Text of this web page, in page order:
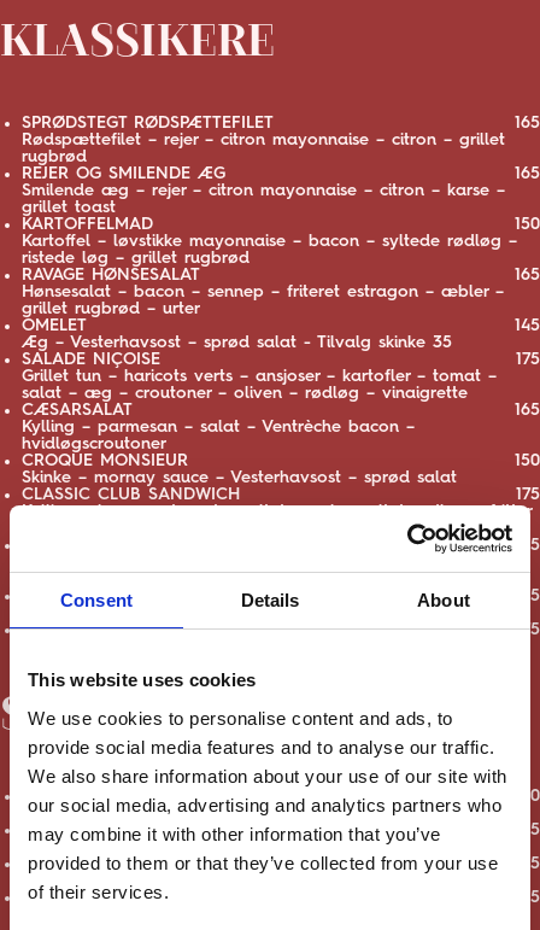
Consent Details About
This website uses cookies
We use cookies to personalise content and ads, to
provide social media features and to analyse our traffic.
We also share information about your use of our site with
our social media, advertising and analytics partners who
may combine it with other information that you’ve
provided to them or that they’ve collected from your use
of their services.
KLASSIKERE
SPRØDSTEGT RØDSPÆTTEFILET
165
Rødspættefilet – rejer – citron mayonnaise – citron – grillet
rugbrød
REJER OG SMILENDE ÆG
165
Smilende æg – rejer – citron mayonnaise – citron – karse –
grillet toast
KARTOFFELMAD
150
Kartoffel – løvstikke mayonnaise – bacon – syltede rødløg –
ristede løg – grillet rugbrød
RAVAGE HØNSESALAT
165
Hønsesalat – bacon – sennep – friteret estragon – æbler –
grillet rugbrød – urter
OMELET
145
Æg – Vesterhavsost – sprød salat - Tilvalg skinke 35
SALADE NIÇOISE
175
Grillet tun – haricots verts – ansjoser – kartofler – tomat –
salat – æg – croutoner – oliven – rødløg – vinaigrette
CÆSARSALAT
165
Kylling – parmesan – salat – Ventrèche bacon –
hvidløgscroutoner
CROQUE MONSIEUR
150
Skinke – mornay sauce – Vesterhavsost – sprød salat
CLASSIC CLUB SANDWICH
175
Kylling – bacon – tomat – syltet agurk – syltet rødløg – fritter
165
STEAK FRITES
355
PARISERBØF
175
SIDES
60
Chili mayonnaise
SALADE VERTE
45
Vinaigrette
HARICOTS VERTS
65
KARTOFLER
45